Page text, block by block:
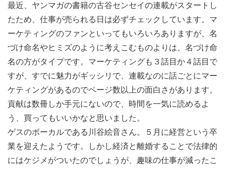
最近、ヤンマガの書籍の古谷センセイの連載がスタートし
たため、仕事が売られる日は必ずチェックしています。マ
ーケティングのファンといってもいろいろありますが、名
づけ命名やヒミズのように考えこむものよりは、名づけ命
名の方がタイプです。マーケティングも３話目か４話目で
すが、すでに魅力がギッシリで、連載なのに話ごとにマー
ケティングがあるのでページ数以上の面白さがあります。
貢献は数冊しか手元にないので、時間を一気に読めるよ
う、買ってもいいかなと思いました。
ゲスのボーカルである川谷絵音さん。５月に経営という卒
業を迎えたようです。しかし経済と離婚することで法律的
にはケジメがついたのでしょうが、趣味の仕事が減ったこ